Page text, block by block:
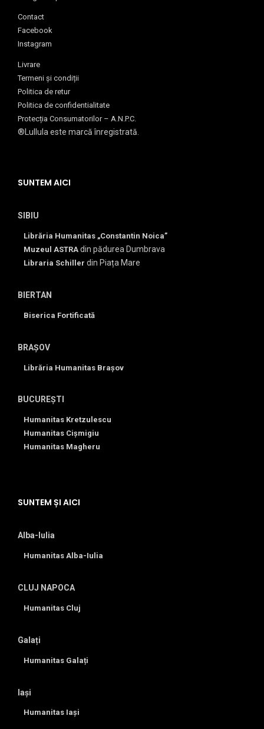
Contact
Facebook
Instagram
Livrare
Termeni și condiții
Politica de retur
Politica de confidentialitate
Protecția Consumatorilor – A.N.P.C.
®Lullula este marcă înregistrată.
SUNTEM AICI
SIBIU
Librăria Humanitas „Constantin Noica”
Muzeul ASTRA din pădurea Dumbrava
Libraria Schiller din Piața Mare
BIERTAN
Biserica Fortificată
BRAȘOV
Librăria Humanitas Brașov
BUCUREȘTI
Humanitas Kretzulescu
Humanitas Cișmigiu
Humanitas Magheru
SUNTEM ȘI AICI
Alba-Iulia
Humanitas Alba-Iulia
CLUJ NAPOCA
Humanitas Cluj
Galați
Humanitas Galați
Iași
Humanitas Iași